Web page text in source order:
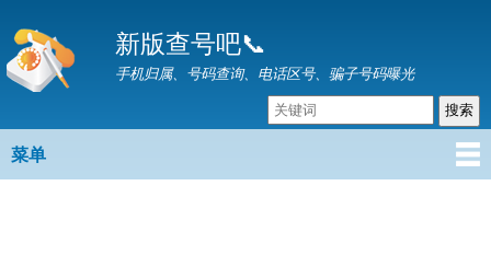
转
到
要
容
新版查号吧📞
手机归属、号码查询、电话区号、骗子号码曝光
主菜单
菜单